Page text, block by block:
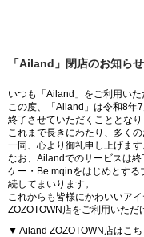
「Ailand」閉店のお知ら
いつも「Ailand」をご利用いた
この度、「Ailand」は令和8年
終了させていただくこととなり
これまで長きにわたり、多く
一同、心より御礼申し上げます
なお、Ailandでのサービスは
ケー・Be mqinをはじめとする
続してまいります。
これからも皆様にかわいいア
ZOZOTOWN店をご利用いただ
▼ Ailand ZOZOTOWN店はこち